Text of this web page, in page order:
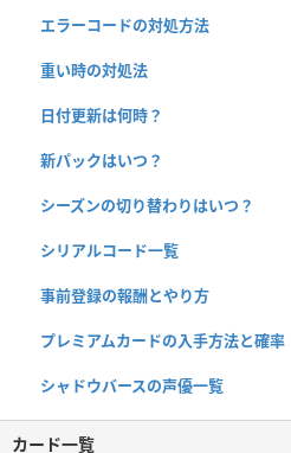
エラーコードの対処方法
重い時の対処法
日付更新は何時？
新パックはいつ？
シーズンの切り替わりはいつ？
シリアルコード一覧
事前登録の報酬とやり方
プレミアムカードの入手方法と確率
シャドウバースの声優一覧
カード一覧